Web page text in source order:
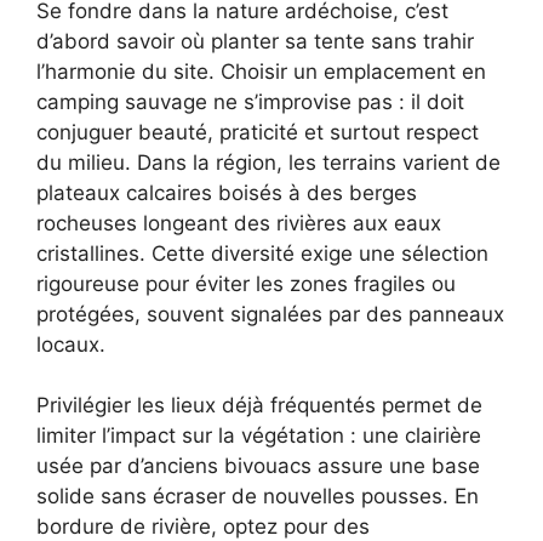
Se fondre dans la nature ardéchoise, c’est
d’abord savoir où planter sa tente sans trahir
l’harmonie du site. Choisir un emplacement en
camping sauvage ne s’improvise pas : il doit
conjuguer beauté, praticité et surtout respect
du milieu. Dans la région, les terrains varient de
plateaux calcaires boisés à des berges
rocheuses longeant des rivières aux eaux
cristallines. Cette diversité exige une sélection
rigoureuse pour éviter les zones fragiles ou
protégées, souvent signalées par des panneaux
locaux.
Privilégier les lieux déjà fréquentés permet de
limiter l’impact sur la végétation : une clairière
usée par d’anciens bivouacs assure une base
solide sans écraser de nouvelles pousses. En
bordure de rivière, optez pour des